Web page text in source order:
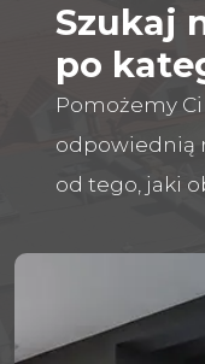
Szukaj
po
Pomożemy
odpowiednią
od tego, jaki